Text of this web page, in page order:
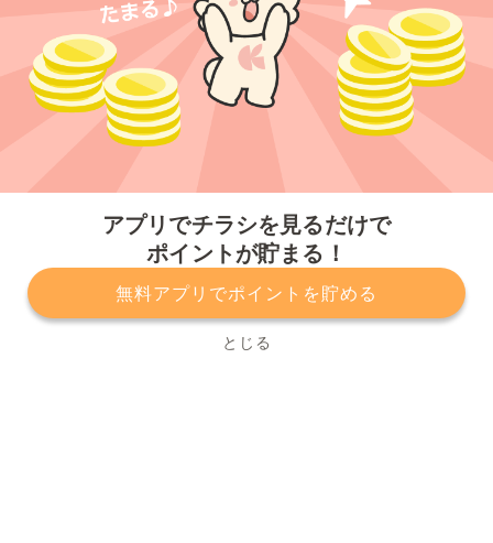
アプリでチラシを見るだけで
ポイントが貯まる！
無料アプリでポイントを貯める
とじる
プライバシーポリシー 利用規約
運営会社
サービスに関してのお問い合わせ